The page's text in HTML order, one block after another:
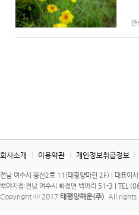
전남 여수시 봉산2로 11(태평양마린 2F) | 대표
백야지점:전남 여수시 화정면 백야리 51-3 |
Copyright ⓒ 2017 태평양해운(주) . All